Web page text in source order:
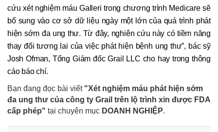
cứu xét nghiệm máu Galleri trong chương trình Medicare sẽ
bổ sung vào cơ sở dữ liệu ngày một lớn của quá trình phát
hiện sớm đa ung thư. Từ đây, nghiên cứu này có tiềm năng
thay đổi tương lai của việc phát hiện bệnh ung thư”, bác sỹ
Josh Ofman, Tổng Giám đốc Grail LLC cho hay trong thông
cáo báo chí.
Bạn đang đọc bài viết "Xét nghiệm máu phát hiện sớm
đa ung thư của công ty Grail trên lộ trình xin được FDA
cấp phép" tại chuyên mục DOANH NGHIỆP.